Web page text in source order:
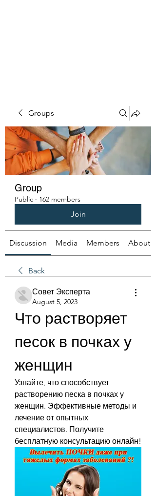
Groups
Group
Public · 162 members
Join
Discussion Media Members About
Back
Совет Эксперта
August 5, 2023
Что растворяет
песок в почках у
женщин
Узнайте, что способствует
растворению песка в почках у
женщин. Эффективные методы и
лечение от опытных
специалистов. Получите
бесплатную консультацию онлайн!